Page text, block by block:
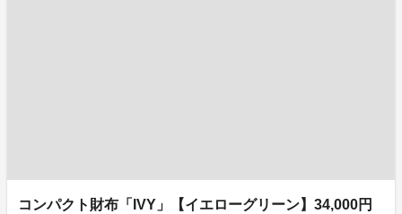
コンパクト財布「IVY」【イエローグリーン】34,000円